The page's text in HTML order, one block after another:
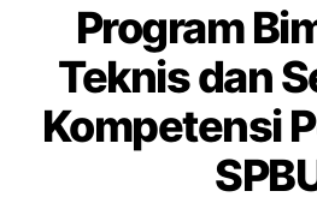
Program
Teknis dan
Kompetensi